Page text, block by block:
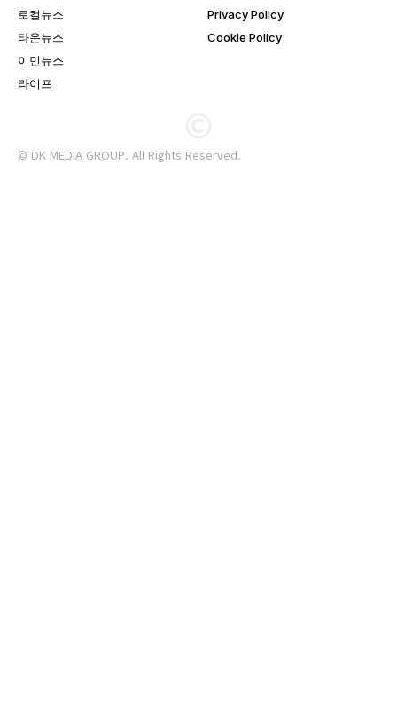
로컬뉴스
타운뉴스
이민뉴스
라이프
Privacy Policy
Cookie Policy
© DK MEDIA GROUP. All Rights Reserved.